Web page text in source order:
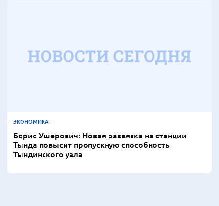
ЭКОНОМИКА
Борис Ушерович: Новая развязка на станции
Тында повысит пропускную способность
Тындинского узла